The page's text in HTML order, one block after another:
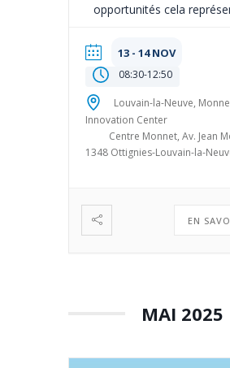
opportunités cela
novembre prochain son
évènement de
appels, avec la
FNRS. Il se tiendra sur
matinées. Le NCP-FNRS
l’atelier consacré au
13 - 14 NOV
08:30-12:50
Louvain-la-Neuve,
Innovation Center
Centre Monnet, Av. Jean
1348 Ottignies-Louvain-la-
EN
MAI 2025